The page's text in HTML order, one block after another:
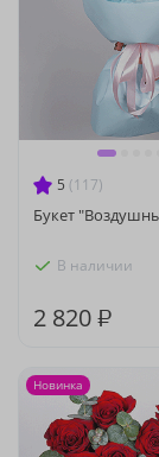
5 (117)
Букет
В наличии
2 820 ₽
Новинка